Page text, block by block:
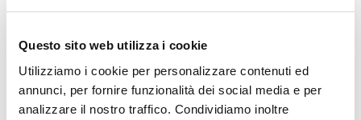
Questo sito web utilizza i cookie
Utilizziamo i cookie per personalizzare contenuti ed
annunci, per fornire funzionalità dei social media e per
analizzare il nostro traffico. Condividiamo inoltre
TOP FINISH: